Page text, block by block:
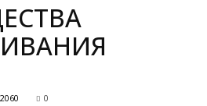
2060 0